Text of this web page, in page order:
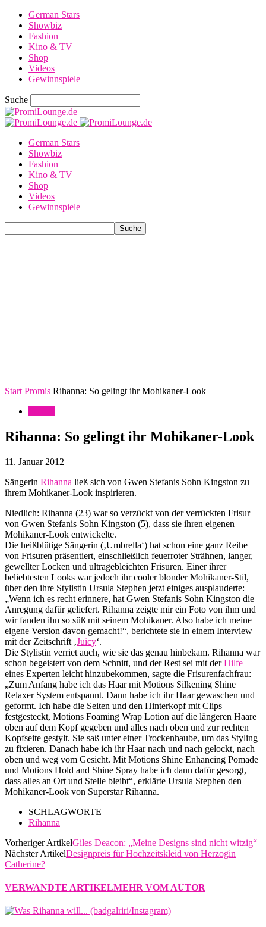
German Stars
Showbiz
Fashion
Kino & TV
Shop
Videos
Gewinnspiele
Suche
German Stars
Showbiz
Fashion
Kino & TV
Shop
Videos
Gewinnspiele
Start Promis Rihanna: So gelingt ihr Mohikaner-Look
Rihanna: So gelingt ihr Mohikaner-Look
11. Januar 2012
Sängerin Rihanna ließ sich von Gwen Stefanis Sohn Kingston zu
ihrem Mohikaner-Look inspirieren.
Niedlich: Rihanna (23) war so verzückt von der verrückten Frisur
von Gwen Stefanis Sohn Kingston (5), dass sie ihren eigenen
Mohikaner-Look entwickelte.
Die heißblütige Sängerin (‚Umbrella‘) hat schon eine ganz Reihe
von Frisuren präsentiert, einschließlich feuerroter Strähnen, langer,
gewellter Locken und ultragebleichten Frisuren. Einer ihrer
beliebtesten Looks war jedoch ihr cooler blonder Mohikaner-Stil,
über den ihre Stylistin Ursula Stephen jetzt einiges ausplauderte:
„Wenn ich es recht erinnere, hat Gwen Stefanis Sohn Kingston die
Anregung dafür geliefert. Rihanna zeigte mir ein Foto von ihm und
wir fanden ihn so süß mit seinem Mohikaner. Also habe ich meine
eigene Version davon gemacht!“, berichtete sie in einem Interview
mit der Zeitschrift ‚Juicy‘.
Die Stylistin verriet auch, wie sie das genau hinbekam. Rihanna war
schon begeistert von dem Schnitt, und der Rest sei mit derHilfe
eines Experten leicht hinzubekommen, sagte die Frisurenfachfrau:
„Zum Anfang habe ich das Haar mit Motions Silkening Shine
Relaxer System entspannt. Dann habe ich ihr Haar gewaschen und
geformt. Ich habe die Seiten und den Hinterkopf mit Clips
festgesteckt, Motions Foaming Wrap Lotion auf die längeren Haare
oben auf dem Kopf gegeben und alles nach oben und zur rechten
Kopfseite gestylt. Sie saß unter einer Trockenhaube, um das Styling
zu fixieren. Danach habe ich ihr Haar nach und nach gelockt, nach
oben und weg vom Gesicht. Mit Motions Shine Enhancing Pomade
und Motions Hold and Shine Spray habe ich dann dafür gesorgt,
dass alles an Ort und Stelle bleibt“, erklärte Ursula Stephen den
Mohikaner-Look von Superstar Rihanna.
SCHLAGWORTE
Rihanna
Vorheriger ArtikelGiles Deacon: „Meine Designs sind nicht witzig“
Nächster ArtikelDesignpreis für Hochzeitskleid von Herzogin
Catherine?
VERWANDTE ARTIKELMEHR VOM AUTOR